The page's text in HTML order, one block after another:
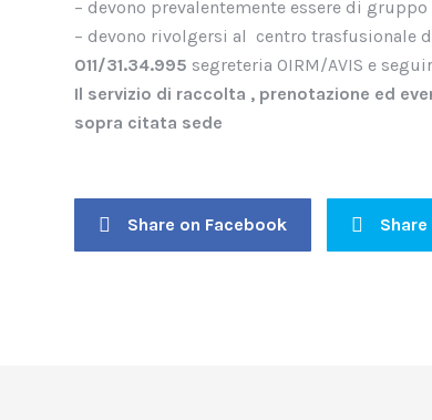
– devono prevalentemente essere di
– devono rivolgersi al centro trasfusionale
011/31.34.995 segreteria OIRM/AVIS e
Il servizio di raccolta , prenotazione ed
sopra citata sede
Share on Facebook